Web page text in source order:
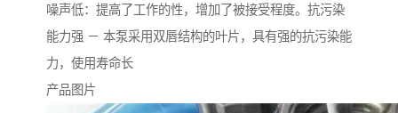
噪声低：提高了工作的性，增加了被接受程度。抗污染
能力强 － 本泵采用双唇结构的叶片，具有强的抗污染能
力，使用寿命长
产品图片